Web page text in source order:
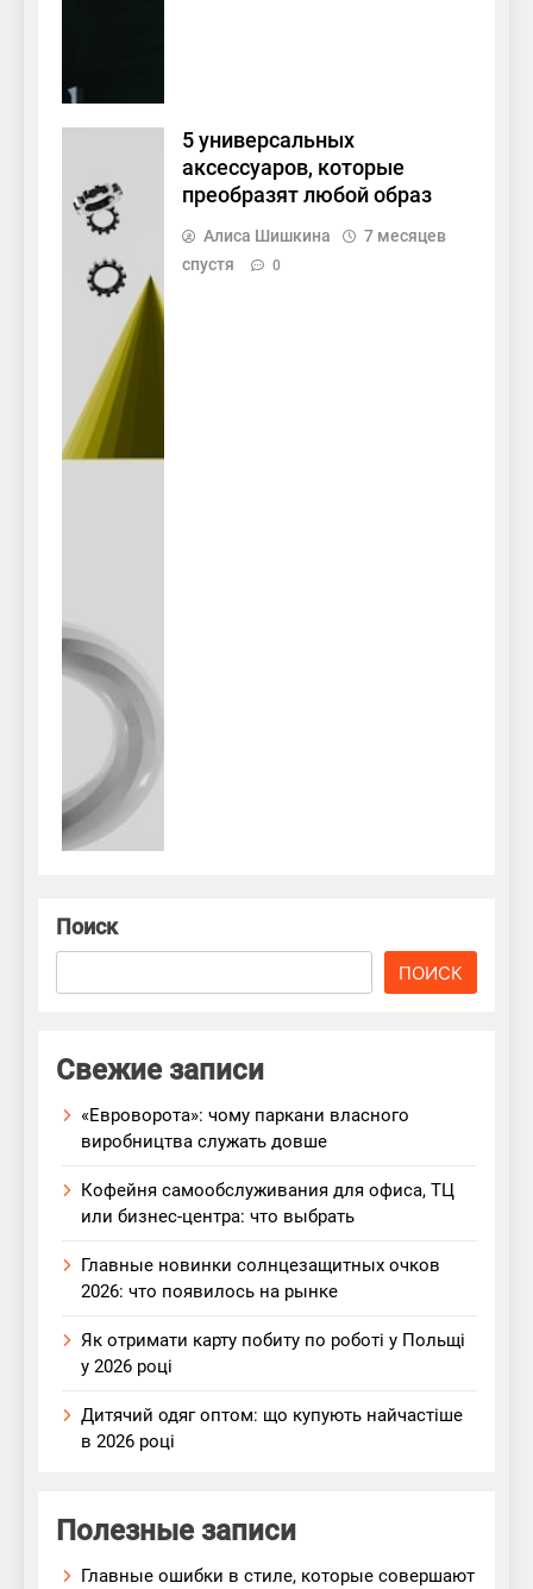
5 универсальных
аксессуаров, которые
преобразят любой образ
Алиса Шишкина
7 месяцев
спустя
0
Поиск
ПОИСК
Свежие записи
«Евроворота»: чому паркани власного
виробництва служать довше
Кофейня самообслуживания для офиса, ТЦ
или бизнес-центра: что выбрать
Главные новинки солнцезащитных очков
2026: что появилось на рынке
Як отримати карту побиту по роботі у Польщі
у 2026 році
Дитячий одяг оптом: що купують найчастіше
в 2026 році
Полезные записи
Главные ошибки в стиле, которые совершают